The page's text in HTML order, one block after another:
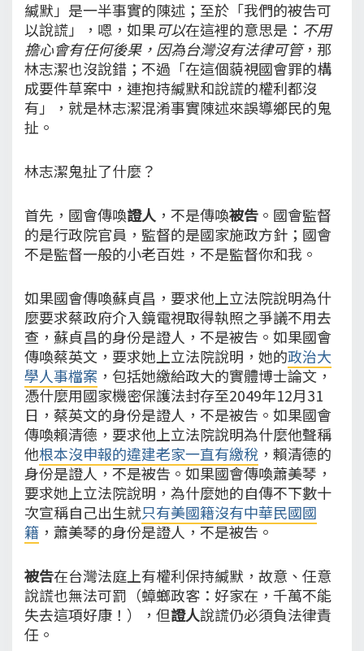
緘默」是一半事實的陳述；至於「我們的被告可
以說謊」，嗯，如果可以在這裡的意思是： 不用
擔心會有任何後果，因為台灣沒有法律可管，那
林志潔也沒說錯；不過「在這個藐視國會罪的構
成要件草案中，連抱持緘默和說謊的權利都沒
有」，就是林志潔混淆事實陳述來誤導鄉民的鬼
扯。
林志潔鬼扯了什麼？
首先，國會傳喚證人 ，不是傳喚被告 。國會監督
的是行政院官員，監督的是國家施政方針；國會
不是監督一般的小老百姓，不是監督你和我。
如果國會傳喚蘇貞昌，要求他上立法院說明為什
麼要求蔡政府介入鏡電視取得執照之爭議不用去
查，蘇貞昌的身份是證人，不是被告。如果國會
傳喚蔡英文，要求她上立法院說明，她的政治大
學人事檔案 ，包括她繳給政大的實體博士論文，
憑什麼用國家機密保護法封存至2049年12月31
日，蔡英文的身份是證人，不是被告。如果國會
傳喚賴清德，要求他上立法院說明為什麼他聲稱
他根本沒申報的違建老家一直有繳稅 ，賴清德的
身份是證人，不是被告。如果國會傳喚蕭美琴，
要求她上立法院說明，為什麼她的自傳不下數十
次宣稱自己出生就只有美國籍沒有中華民國國
籍 ，蕭美琴的身份是證人，不是被告。
被告在台灣法庭上有權利保持緘默，故意、任意
說謊也無法可罰（蟑螂政客：好家在，千萬不能
失去這項好康！），但證人說謊仍必須負法律責
任。